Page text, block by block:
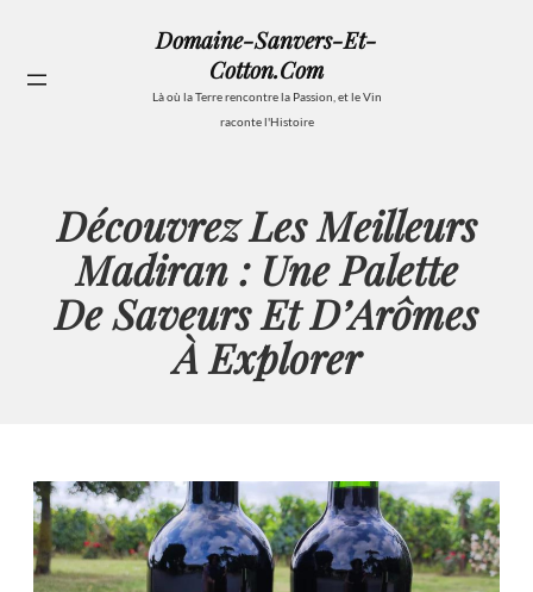
contenu
Domaine-Sanvers-Et-
Cotton.com
Là où la Terre rencontre la Passion, et le Vin
raconte l'Histoire
Découvrez Les Meilleurs
Madiran : Une Palette
De Saveurs Et D’Arômes
À Explorer